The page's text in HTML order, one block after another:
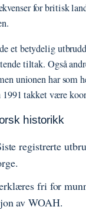
for britisk
et betydelig
tiltak. Også
unionen har som
takket være
historikk
registrerte
fri for
av WOAH.